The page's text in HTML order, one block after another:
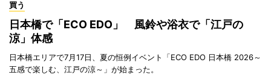
買う
日本橋で「ECO EDO」 風鈴や浴衣で「江戸の
涼」体感
日本橋エリアで7月17日、夏の恒例イベント「ECO EDO 日本橋 2026～
五感で楽しむ、江戸の涼～」が始まった。